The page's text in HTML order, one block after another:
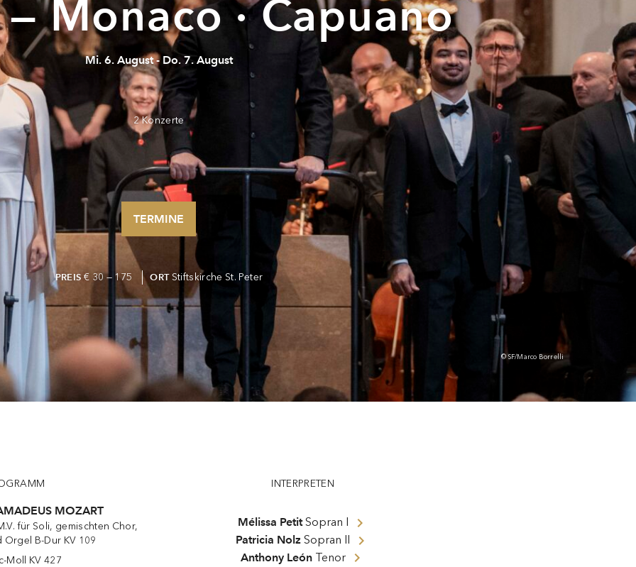
Monaco · Capuano
Mi. 6. August - Do. 7. August
2 Konzerte
TERMINE
PREIS € 30 — 175 ORT Stiftskirche St. Peter
© SF/Marco Borrelli
MOZART
für Soli, gemischten Chor,
B-Dur KV 109
Moll KV 427
INTERPRETEN
Mélissa Petit Sopran I
Patricia Nolz Sopran II
Anthony León Tenor